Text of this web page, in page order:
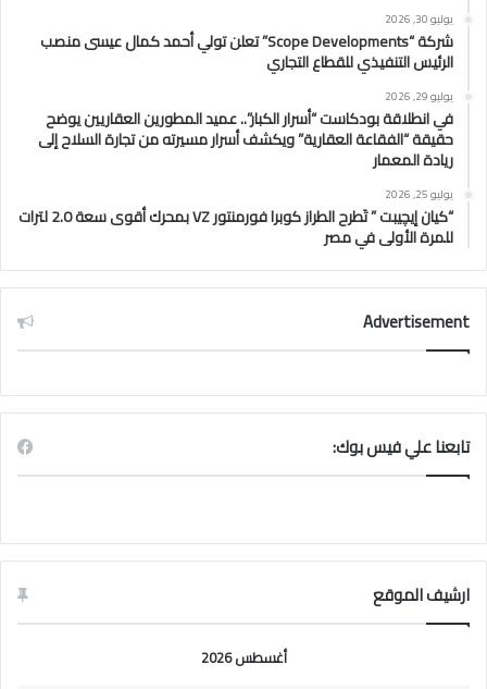
يوليو 30, 2026
شركة “Scope Developments” تعلن تولي أحمد كمال عيسى منصب
الرئيس التنفيذي للقطاع التجاري
يوليو 29, 2026
في انطلاقة بودكاست “أسرار الكبار”.. عميد المطورين العقاريين يوضح
حقيقة “الفقاعة العقارية” ويكشف أسرار مسيرته من تجارة السلاح إلى
ريادة المعمار
يوليو 25, 2026
“كيان إيچيبت ” تَطرح الطراز كوبرا فورمنتور VZ بمحرك أقوى سعة 2.0 لترات
للمرة الأولى في مصر
Advertisement
تابعنا علي فيس بوك:
ارشيف الموقع
أغسطس 2026